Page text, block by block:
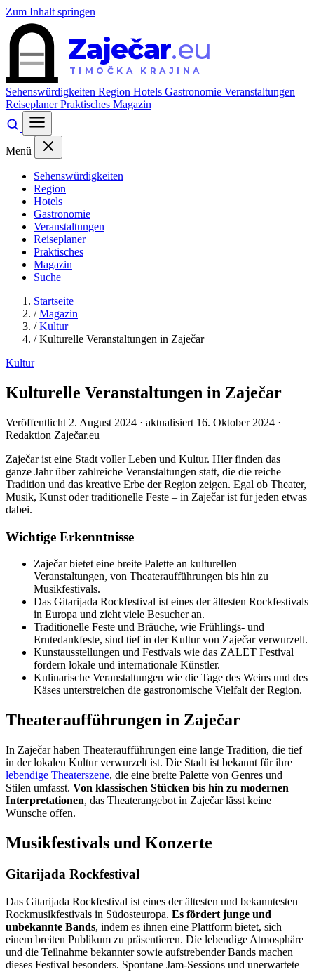
Zum Inhalt springen
Zaječar.eu
TIMOČKA KRAJINA
Sehenswürdigkeiten Region Hotels Gastronomie Veranstaltungen
ReiseplanerPraktisches Magazin
Menü
Sehenswürdigkeiten
Region
Hotels
Gastronomie
Veranstaltungen
Reiseplaner
Praktisches
Magazin
Suche
Startseite
/ Magazin
/ Kultur
/ Kulturelle Veranstaltungen in Zaječar
Kultur
Kulturelle Veranstaltungen in Zaječar
Veröffentlicht 2. August 2024 · aktualisiert 16. Oktober 2024 ·
Redaktion Zaječar.eu
Zaječar ist eine Stadt voller Leben und Kultur. Hier finden das
ganze Jahr über zahlreiche Veranstaltungen statt, die die reiche
Tradition und das kreative Erbe der Region zeigen. Egal ob Theater,
Musik, Kunst oder traditionelle Feste – in Zaječar ist für jeden etwas
dabei.
Wichtige Erkenntnisse
Zaječar bietet eine breite Palette an kulturellen
Veranstaltungen, von Theateraufführungen bis hin zu
Musikfestivals.
Das Gitarijada Rockfestival ist eines der ältesten Rockfestivals
in Europa und zieht viele Besucher an.
Traditionelle Feste und Bräuche, wie Frühlings- und
Erntedankfeste, sind tief in der Kultur von Zaječar verwurzelt.
Kunstausstellungen und Festivals wie das ZALET Festival
fördern lokale und internationale Künstler.
Kulinarische Veranstaltungen wie die Tage des Weins und des
Käses unterstreichen die gastronomische Vielfalt der Region.
Theateraufführungen in Zaječar
In Zaječar haben Theateraufführungen eine lange Tradition, die tief
in der lokalen Kultur verwurzelt ist. Die Stadt ist bekannt für ihre
lebendige Theaterszene, die eine breite Palette von Genres und
Stilen umfasst. Von klassischen Stücken bis hin zu modernen
Interpretationen, das Theaterangebot in Zaječar lässt keine
Wünsche offen.
Musikfestivals und Konzerte
Gitarijada Rockfestival
Das Gitarijada Rockfestival ist eines der ältesten und bekanntesten
Rockmusikfestivals in Südosteuropa. Es fördert junge und
unbekannte Bands, indem es ihnen eine Plattform bietet, sich
einem breiten Publikum zu präsentieren. Die lebendige Atmosphäre
und die Teilnahme bekannter sowie aufstrebender Bands machen
dieses Festival besonders. Spontane Jam-Sessions und unerwartete